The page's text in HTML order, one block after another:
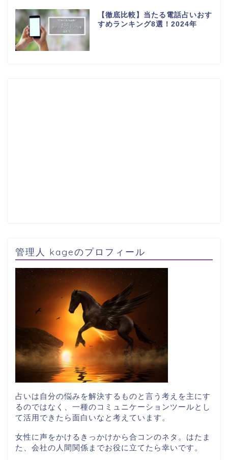
【徹底比較】当たる電話占いおす
すめランキング8選！2024年
管理人 kageのプロフィール
占いは自分の悩みを解決するものと言う考えを主にす
るのではなく、一種のコミュニケーションツールとし
て活用できたら面白いなと考えています。
女性に声をかけるきっかけから合コンのネタ。はたま
た、会社の人間関係までお役に立てたら幸いです。